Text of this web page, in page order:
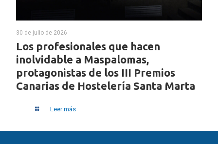
30 de julio de 2026
Los profesionales que hacen
inolvidable a Maspalomas,
protagonistas de los III Premios
Canarias de Hostelería Santa Marta
Leer más